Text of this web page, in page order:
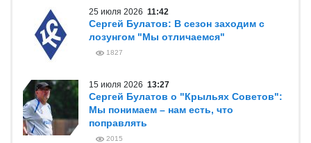
25 июля 2026 11:42
Сергей Булатов: В сезон заходим с
лозунгом "Мы отличаемся"
1827
15 июля 2026 13:27
Сергей Булатов о "Крыльях Советов":
Мы понимаем – нам есть, что
поправлять
2015